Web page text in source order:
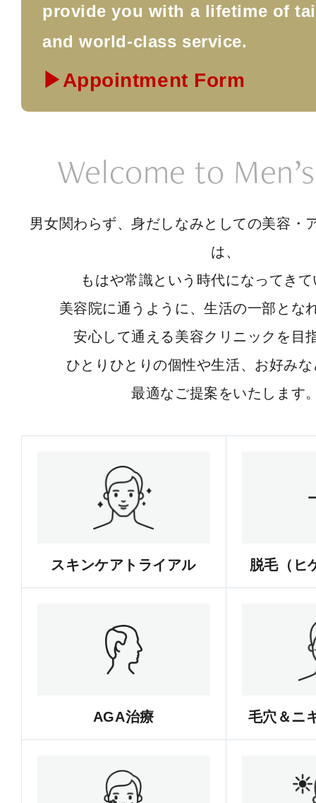
provide you with a lifetime of
and world-class service.
▶Appointment Form
Welcome to
男女関わらず、身だしなみとしての美容・
は、
もはや常識という時代になってき
美容院に通うように、生活の一部とな
安心して通える美容クリニックを目
ひとりひとりの個性や生活、お好み
最適なご提案をいたします
スキンケアトライアル 脱毛（ヒ
AGA治療 毛穴＆ニ